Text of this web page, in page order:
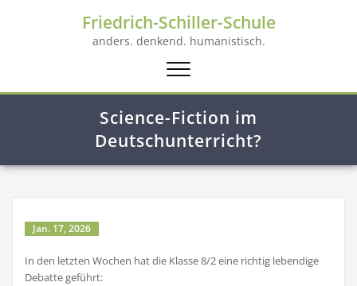
Friedrich-Schiller-Schule
anders. denkend. humanistisch.
Schalte
Science-Fiction im
Deutschunterricht?
Jan. 17, 2026
In den letzten Wochen hat die Klasse 8/2 eine richtig lebendige
Debatte geführt: